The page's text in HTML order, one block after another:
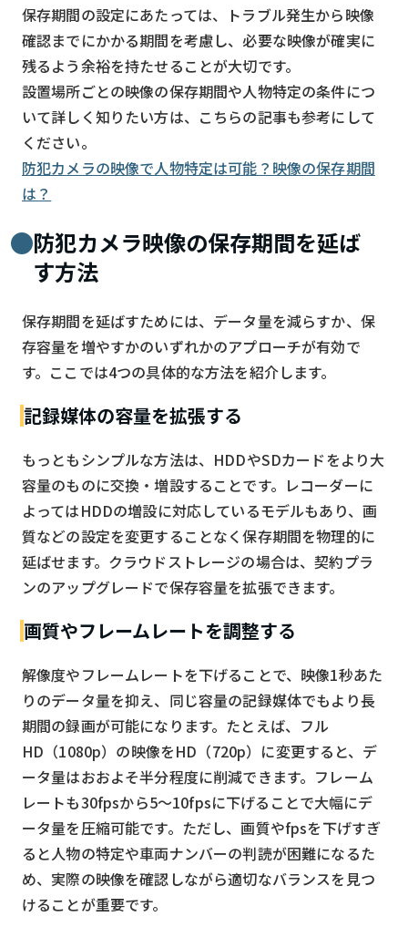
保存期間の設定にあたっては、トラブル発生から映像
確認までにかかる期間を考慮し、必要な映像が確実に
残るよう余裕を持たせることが大切です。
設置場所ごとの映像の保存期間や人物特定の条件につ
いて詳しく知りたい方は、こちらの記事も参考にして
ください。
防犯カメラの映像で人物特定は可能？映像の保存期間
は？
防犯カメラ映像の保存期間を延ば
す方法
保存期間を延ばすためには、データ量を減らすか、保
存容量を増やすかのいずれかのアプローチが有効で
す。ここでは4つの具体的な方法を紹介します。
記録媒体の容量を拡張する
もっともシンプルな方法は、HDDやSDカードをより大
容量のものに交換・増設することです。レコーダーに
よってはHDDの増設に対応しているモデルもあり、画
質などの設定を変更することなく保存期間を物理的に
延ばせます。クラウドストレージの場合は、契約プラ
ンのアップグレードで保存容量を拡張できます。
画質やフレームレートを調整する
解像度やフレームレートを下げることで、映像1秒あた
りのデータ量を抑え、同じ容量の記録媒体でもより長
期間の録画が可能になります。たとえば、フル
HD（1080p）の映像をHD（720p）に変更すると、デ
ータ量はおおよそ半分程度に削減できます。フレーム
レートも30fpsから5〜10fpsに下げることで大幅にデ
ータ量を圧縮可能です。ただし、画質やfpsを下げすぎ
ると人物の特定や車両ナンバーの判読が困難になるた
め、実際の映像を確認しながら適切なバランスを見つ
けることが重要です。